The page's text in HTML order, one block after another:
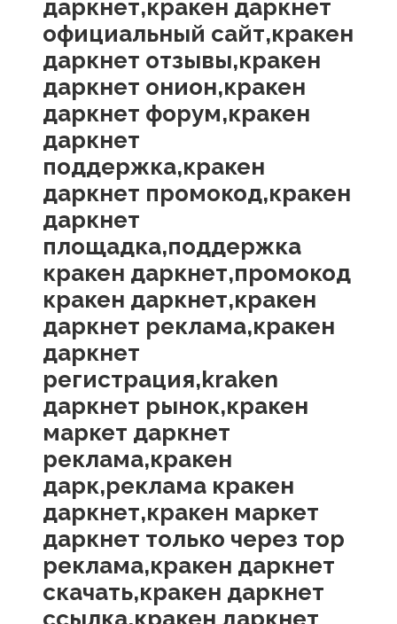
даркнет,кракен даркнет
официальный сайт,кракен
даркнет отзывы,кракен
даркнет онион,кракен
даркнет форум,кракен
даркнет
поддержка,кракен
даркнет промокод,кракен
даркнет
площадка,поддержка
кракен даркнет,промокод
кракен даркнет,кракен
даркнет реклама,кракен
даркнет
регистрация,kraken
даркнет рынок,кракен
маркет даркнет
реклама,кракен
дарк,реклама кракен
даркнет,кракен маркет
даркнет только через тор
реклама,кракен даркнет
скачать,кракен даркнет